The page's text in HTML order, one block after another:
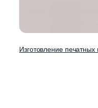
Изготовление печатных